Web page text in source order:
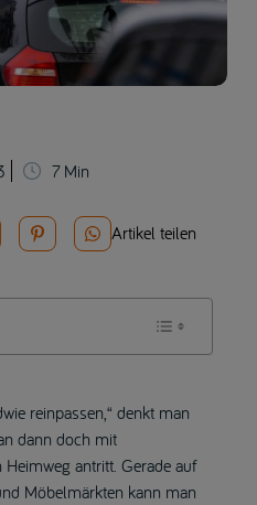
7 Min
Artikel teilen
reinpassen,“ denkt man
dann doch mit
antritt. Gerade auf
Möbelmärkten kann man